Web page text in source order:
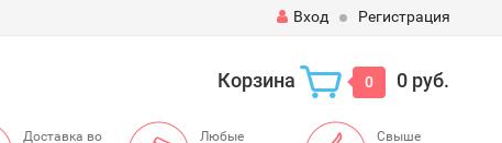
Вход Регистрация
Корзина 0 0 руб.
Доставка во
Любые
Свыше